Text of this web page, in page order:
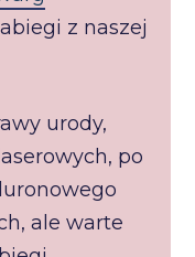
z naszej
urody,
po
ale warte